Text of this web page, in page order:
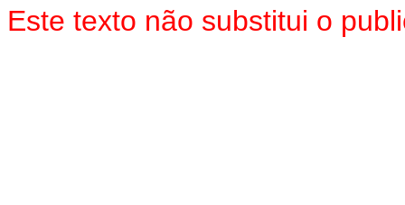
Este texto não substitui o